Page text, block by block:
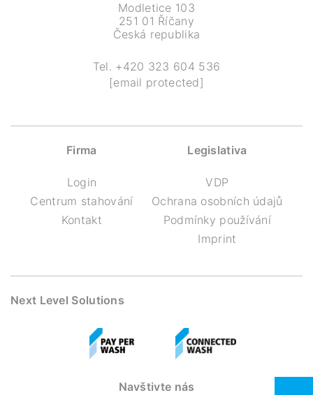
Modletice 103
251 01 Říčany
Česká republika
Tel. +420 323 604 536
[email protected]
Firma
Login
Centrum stahování
Kontakt
Legislativa
VDP
Ochrana osobních údajů
Podmínky používání
Imprint
Next Level Solutions
Navštivte nás